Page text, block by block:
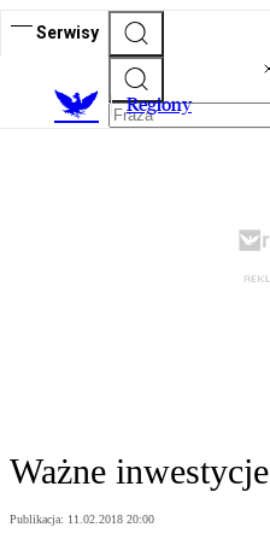
Serwisy
Regiony
Ważne inwestycje
Publikacja: 11.02.2018 20:00